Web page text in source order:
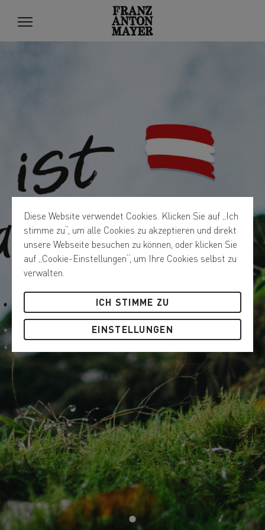
1
Diese Website verwendet Cookies. Klicken Sie auf „Ich
stimme zu“, um alle Cookies zu akzeptieren und direkt
unsere Webseite besuchen zu können, oder klicken Sie
auf „Cookie-Einstellungen“, um Ihre Cookies selbst zu
verwalten.
ICH STIMME ZU
EINSTELLUNGEN